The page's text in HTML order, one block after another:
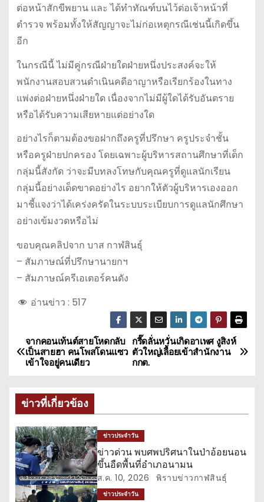
ต่อหน้าสักขีพยาน และ ได้ทำทัณฑ์บนไว้ต่อเจ้าหน้าที่
ตำรวจ พร้อมทั้งให้สัญญาจะไม่ก่อเหตุกรณีเช่นนี้เกิดขึ้น
อีก
ในกรณีนี้ ไม่มีคู่กรณีฝ่ายใดฝ่ายหนึ่งประสงค์จะให้
พนักงานสอบสวนดำเนินคดีอาญาหรือเรียกร้องในทาง
แพ่งต่อฝ่ายหนึ่งฝ่ายใด เนื่องจากไม่มีผู้ใดได้รับอันตราย
หรือได้รับความเสียหายแต่อย่างใด
อย่างไรก็ตามต้องขอฝากถึงครูที่ปรึกษา ครูประจำชั้น
หรือครูฝ่ายปกครอง โดยเฉพาะผู้บริหารสถานศึกษาที่เด็ก
กลุ่มนี้สังกัด ว่าจะมีบทลงโทษกับคุณครูที่ดูแลนักเรียน
กลุ่มนี้อย่างเด็ดขาดอย่างไร อยากให้ตัวผู้บริหารเองออก
มาชี้แจงว่าได้เคร่งครัดในระบบระเบียบการดูแลนักศึกษา
อย่างเข้มงวดหรือไม่
ขอบคุณคลิปจาก บาส กาฬสินธุ์
– สัมภาษณ์ที่ปรึกษานายกฯ
– สัมภาษณ์ครีเอเตอร์คนดัง
อ่านข่าว : 517
แ
น
ะ
แ
น
ว
เ
กรี๊ดลั่นหวั่นเกิดอาเพศ งูสิงห์
ตัวใหญ่เลื้อยเข้าสำนักงาน
กกต.
จากคอนเท้นต์สายโหดกลับ
เป็นสายฮา คนโพสโดนแซว
เข้าใจอยู่คนเดียว
ข่าวที่เกี่ยวข้อง
ข่าวประจำวัน
ข่าวด่วน พบศพปริศนาในป่าอ้อยนอน
ขึ้นอืดพื้นที่อำเภอนามน
ส.ค. 10, 2026 พิราบข่าวกาฬสินธุ์
ข่าวประจำวัน